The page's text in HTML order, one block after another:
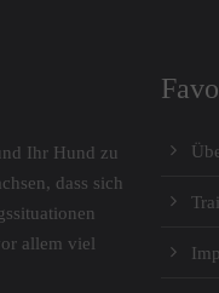
Ihr Hund zu
dass sich
allem viel